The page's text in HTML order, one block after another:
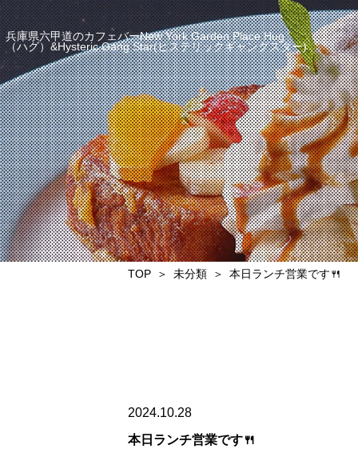
兵庫県六甲道のカフェバーNew York Garden Place Hug
（ハグ）&Hysteric Gang Star(ヒステリックギャングスター)
TOP 未分類 本日ランチ営業です🍴
2024.10.28
本日ランチ営業です🍴